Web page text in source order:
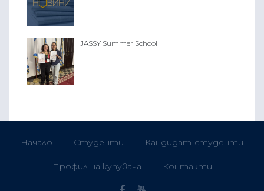
JASSY Summer School
Начало Студенти Кандидат-студенти
Профил на купувача Контакти